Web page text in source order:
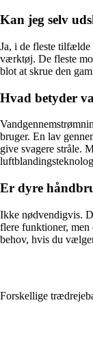
Kan jeg selv
Ja, i de fleste tilfælde
værktøj. De fleste
blot at skrue den
Hvad betyder
bruger. En lav
give svagere stråle.
Er dyre
Ikke nødvendigvis.
flere funktioner, men
behov, hvis du
Forskellige